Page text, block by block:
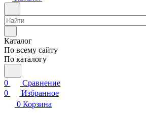
Каталог
По всему сайту
По каталогу
0
Сравнение
0
Избранное
0 Корзина